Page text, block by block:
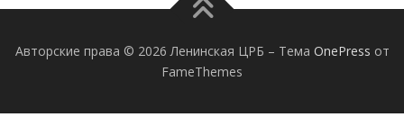
Авторские права © 2026 Ленинская ЦРБ – Тема OnePress от
FameThemes